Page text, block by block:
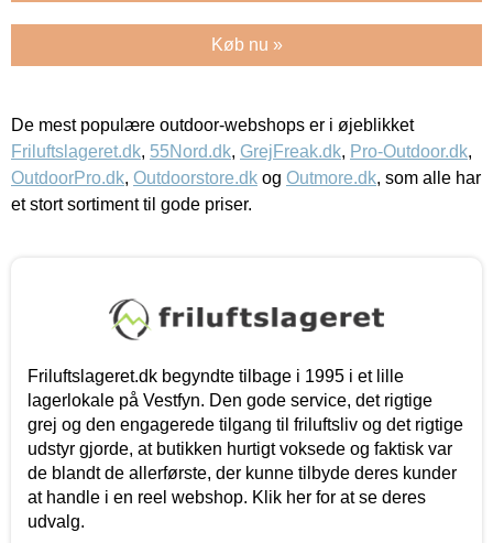
Køb nu »
De mest populære outdoor-webshops er i øjeblikket
Friluftslageret.dk, 55Nord.dk, GrejFreak.dk, Pro-Outdoor.dk,
OutdoorPro.dk, Outdoorstore.dk og Outmore.dk, som alle har
et stort sortiment til gode priser.
Friluftslageret.dk begyndte tilbage i 1995 i et lille
lagerlokale på Vestfyn. Den gode service, det rigtige
grej og den engagerede tilgang til friluftsliv og det rigtige
udstyr gjorde, at butikken hurtigt voksede og faktisk var
de blandt de allerførste, der kunne tilbyde deres kunder
at handle i en reel webshop. Klik her for at se deres
udvalg.